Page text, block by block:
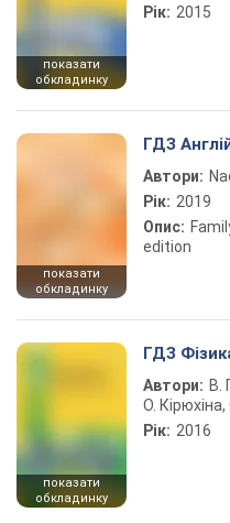
показати
обкладинку
Рік: 2015
показати
обкладинку
ГДЗ
Автори:
Рік: 2019
Опис:
edition
показати
обкладинку
ГДЗ
Автори: В.
О.
Рік: 2016